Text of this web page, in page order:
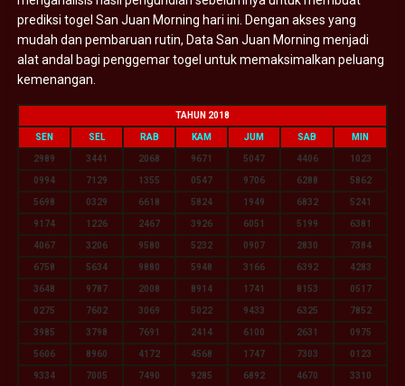
prediksi togel San Juan Morning hari ini. Dengan akses yang
mudah dan pembaruan rutin, Data San Juan Morning menjadi
alat andal bagi penggemar togel untuk memaksimalkan peluang
kemenangan.
TAHUN 2018
SEN SEL RAB KAM JUM SAB MIN
2989 3441 2068 9671 5047 4406 1023
0994 7129 1355 0547 9706 6288 5862
5698 0329 6618 5824 1949 6832 5241
9174 1226 2467 3926 6051 5199 6381
4067 3206 9580 5232 0907 2830 7384
6758 5634 9880 5948 3166 6392 4283
3648 9787 2008 8914 1741 8153 0517
0275 7602 3069 5022 9433 6325 7852
3985 3798 7691 2414 6100 2631 0975
5606 8960 4172 4568 1747 7303 0123
9334 7005 7490 9285 6892 4670 3310